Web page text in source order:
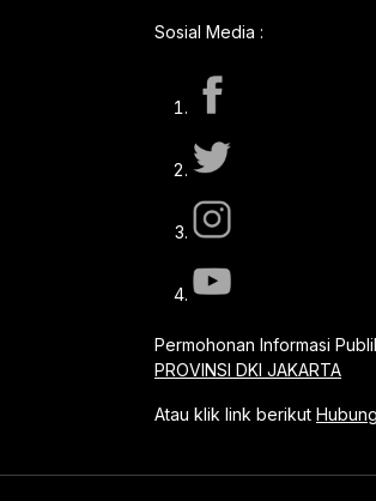
Sosial Media :
Permohonan Informasi
PROVINSI DKI JAKARTA
Atau klik link berikut